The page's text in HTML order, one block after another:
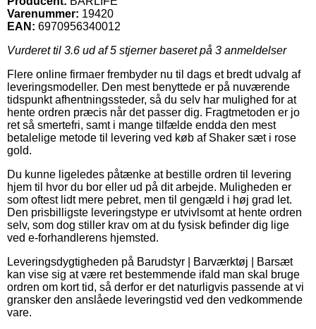
Varenummer: 19420
EAN: 6970956340012
Vurderet til 3.6 ud af 5 stjerner baseret på 3 anmeldelser
Flere online firmaer frembyder nu til dags et bredt udvalg af
leveringsmodeller. Den mest benyttede er på nuværende
tidspunkt afhentningssteder, så du selv har mulighed for at
hente ordren præcis når det passer dig. Fragtmetoden er jo
ret så smertefri, samt i mange tilfælde endda den mest
betalelige metode til levering ved køb af Shaker sæt i rose
gold.
Du kunne ligeledes påtænke at bestille ordren til levering
hjem til hvor du bor eller ud på dit arbejde. Muligheden er
som oftest lidt mere pebret, men til gengæld i høj grad let.
Den prisbilligste leveringstype er utvivlsomt at hente ordren
selv, som dog stiller krav om at du fysisk befinder dig lige
ved e-forhandlerens hjemsted.
Leveringsdygtigheden på Barudstyr | Barværktøj | Barsæt
kan vise sig at være ret bestemmende ifald man skal bruge
ordren om kort tid, så derfor er det naturligvis passende at vi
gransker den anslåede leveringstid ved den vedkommende
vare.